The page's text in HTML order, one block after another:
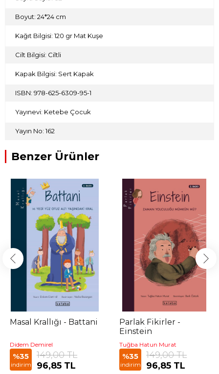
Boyut: 24*24 cm
Kağıt Bilgisi: 120 gr Mat Kuşe
Cilt Bilgisi: Ciltli
Kapak Bilgisi: Sert Kapak
ISBN: 978-625-6309-95-1
Yayınevi: Ketebe Çocuk
Yayın No: 162
Benzer Ürünler
Masal Krallığı - Battani
Didem Demirel
%35
indirim
149,00 TL
96,85 TL
Parlak Fikirler -
Einstein
Tuğba Hatun Murat
%35
indirim
149,00 TL
96,85 TL